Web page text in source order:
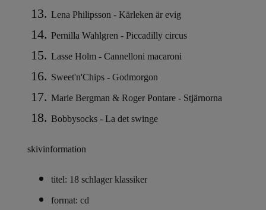
Lena Philipsson - Kärleken är evig
Pernilla Wahlgren - Piccadilly circus
Lasse Holm - Cannelloni macaroni
Sweet'n'Chips - Godmorgon
Marie Bergman & Roger Pontare - Stjärnorna
Bobbysocks - La det swinge
skivinformation
titel: 18 schlager klassiker
format: cd